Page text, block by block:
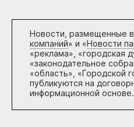
Новости, размещенные
компаний» и «Новости
«реклама», «городская
«законодательное
«область», «Городской
публикуются на
информационной основе.